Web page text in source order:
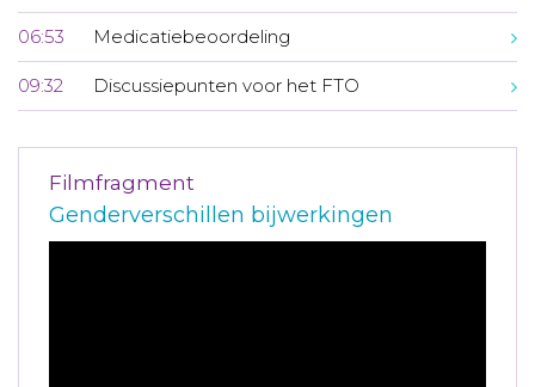
06:53 Medicatiebeoordeling
09:32 Discussiepunten voor het FTO
Filmfragment
Genderverschillen bijwerkingen